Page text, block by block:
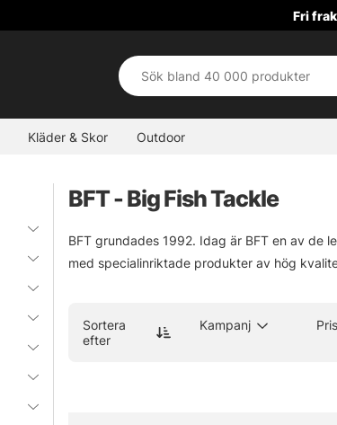
Fri
Kläder & Skor Outdoor
BFT - Big Fish Tackle
BFT grundades 1992. Idag är BFT en av de
med specialinriktade produkter av hög
Sortera
efter
Kampanj Pris